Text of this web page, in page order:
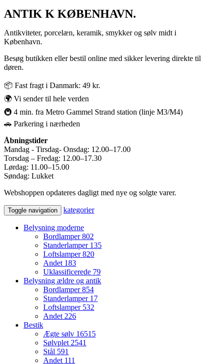
ANTIK K KØBENHAVN.
Antikviteter, porcelæn, keramik, smykker og sølv midt i
København.
Besøg butikken eller bestil online med sikker levering direkte til
døren.
📦 Fast fragt i Danmark: 49 kr.
🌍 Vi sender til hele verden
🚇 4 min. fra Metro Gammel Strand station (linje M3/M4)
🚗 Parkering i nærheden
Åbningstider
Mandag - Tirsdag- Onsdag: 12.00–17.00
Torsdag – Fredag: 12.00–17.30
Lørdag: 11.00–15.00
Søndag: Lukket
Webshoppen opdateres dagligt med nye og solgte varer.
Toggle navigation kategorier
Belysning moderne
Bordlamper802
Standerlamper 135
Loftslamper820
Andet 183
Uklassificerede 79
Belysning ældre og antik
Bordlamper854
Standerlamper 17
Loftslamper 532
Andet226
Bestik
Ægte sølv 16515
Sølvplet2541
Stål 591
Andet 111